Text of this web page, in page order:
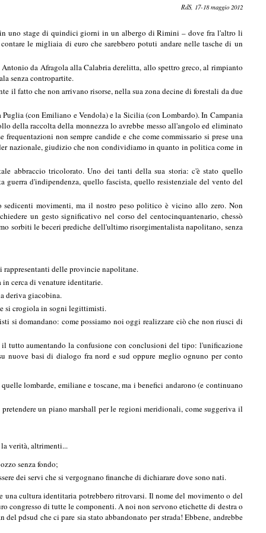
RdS, 17-18 maggio 2012
uno stage di quindici giorni in un albergo di Rimini – dove fra l'altro li
le migliaia di euro che sarebbero potuti andare nelle tasche di un
da Afragola alla Calabria derelitta, allo spettro greco, al rimpianto
senza contropartite.
il fatto che non arrivano risorse, nella sua zona decine di forestali da due
(con Emiliano e Vendola) e la Sicilia (con Lombardo). In Campania
della raccolta della monnezza lo avrebbe messo all'angolo ed eliminato
non sempre candide e che come commissario si prese una
nazionale, giudizio che non condividiamo in quanto in politica come in
abbraccio tricolorato. Uno dei tanti della sua storia: c'è stato quello
d'indipendenza, quello fascista, quello resistenziale del vento del
movimenti, ma il nostro peso politico è vicino allo zero. Non
un gesto significativo nel corso del centocinquantenario, chessò
sorbiti le beceri prediche dell'ultimo risorgimentalista napolitano, senza
delle provincie napolitane.
cerca di venature identitarie.
deriva giacobina.
si crogiola in sogni legittimisti.
si domandano: come possiamo noi oggi realizzare ciò che non riusci di
tutto aumentando la confusione con conclusioni del tipo: l'unificazione
nuove basi di dialogo fra nord e sud oppure meglio ognuno per conto
lombarde, emiliane e toscane, ma i benefici andarono (e continuano
un piano marshall per le regioni meridionali, come suggeriva il
verità, altrimenti...
senza fondo;
dei servi che si vergognano finanche di dichiarare dove sono nati.
cultura identitaria potrebbero ritrovarsi. Il nome del movimento o del
congresso di tutte le componenti. A noi non servono etichette di destra o
pdsud che ci pare sia stato abbandonato per strada! Ebbene, andrebbe